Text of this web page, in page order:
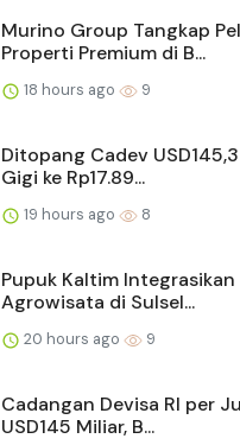
Murino Group Tangkap
Properti Premium di B...
18 hours ago 9
Ditopang Cadev
Gigi ke Rp17.89...
19 hours ago 8
Pupuk Kaltim
Agrowisata di Sulsel...
20 hours ago 9
Cadangan Devisa RI per
USD145 Miliar, B...